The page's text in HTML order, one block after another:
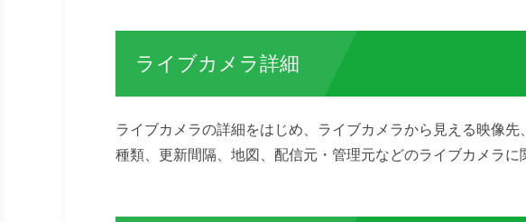
ライブカメラ詳細
ライブカメラの詳細をはじめ、ライブカメラから見える映像
種類、更新間隔、地図、配信元・管理元などのライブカメラに